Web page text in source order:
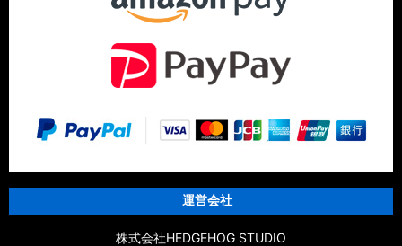
運営会社
株式会社HEDGEHOG STUDIO